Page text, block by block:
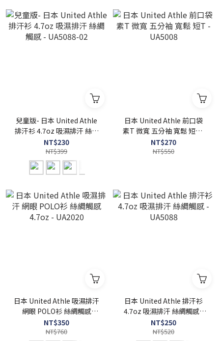
兒童版- 日本 United Athle
排汗衫 4.7oz 吸濕排汗 絲綢
觸感 - UA5088-02
NT$230
NT$399
日本 United Athle 前口袋
素T 微寬 五分袖 寬鬆 短T -
UA5008
NT$270
NT$550
日本 United Athle 吸濕排汗
網眼 POLO衫 絲綢觸感
4.7oz - UA2020
NT$350
NT$760
日本 United Athle 排汗衫
4.7oz 吸濕排汗 絲綢觸感 -
UA5088
NT$250
NT$520